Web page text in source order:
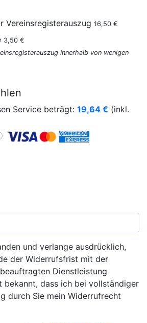
Vereinsregisterauszug 16,50 €
3,50 €
innerhalb von wenigen
Service beträgt: 19,64 € (inkl.
und verlange ausdrücklich,
der Widerrufsfrist mit der
Dienstleistung
bekannt, dass ich bei vollständiger
durch Sie mein Widerrufrecht